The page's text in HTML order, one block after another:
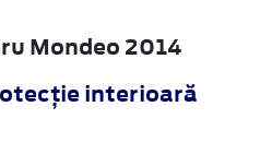
Mondeo 2014
interioară